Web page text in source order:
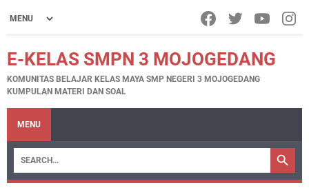
E-KELAS SMPN 3 MOJOGEDANG
KOMUNITAS BELAJAR KELAS MAYA SMP NEGERI 3 MOJOGEDANG
KUMPULAN MATERI DAN SOAL
MENU